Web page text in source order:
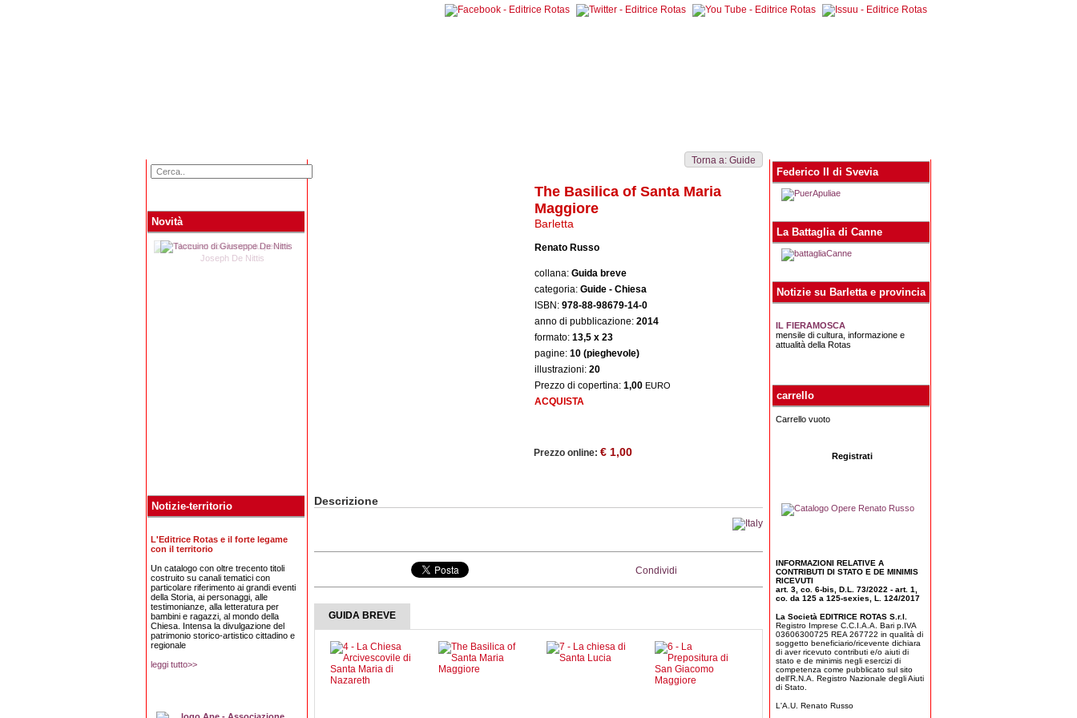
Novità
Notizie-territorio
L'Editrice Rotas e il forte legame
con il territorio
Un catalogo con oltre trecento titoli
costruito su canali tematici con
particolare riferimento ai grandi eventi
della Storia, ai personaggi, alle
testimonianze, alla letteratura per
bambini e ragazzi, al mondo della
Chiesa. Intensa la divulgazione del
patrimonio storico-artistico cittadino e
regionale
leggi tutto>>
Torna a: Guide
The Basilica of Santa Maria
Maggiore
Barletta
Renato Russo
collana: Guida breve
categoria: Guide - Chiesa
ISBN: 978-88-98679-14-0
anno di pubblicazione: 2014
formato: 13,5 x 23
pagine: 10 (pieghevole)
illustrazioni: 20
Prezzo di copertina: 1,00 EURO
ACQUISTA
Prezzo online: € 1,00
Descrizione
Condividi
GUIDA BREVE
Federico II di Svevia
La Battaglia di Canne
Notizie su Barletta e provincia
IL FIERAMOSCA
mensile di cultura, informazione e
attualità della Rotas
carrello
Carrello vuoto
Registrati
INFORMAZIONI RELATIVE A
CONTRIBUTI DI STATO E DE MINIMIS
RICEVUTI
art. 3, co. 6-bis, D.L. 73/2022 - art. 1,
co. da 125 a 125-sexies, L. 124/2017
La Società EDITRICE ROTAS S.r.l.
Registro Imprese C.C.I.A.A. Bari p.IVA
03606300725 REA 267722 in qualità di
soggetto beneficiario/ricevente dichiara
di aver ricevuto contributi e/o aiuti di
stato e de minimis negli esercizi di
competenza come pubblicato sul sito
dell'R.N.A. Registro Nazionale degli Aiuti
di Stato.
L'A.U. Renato Russo